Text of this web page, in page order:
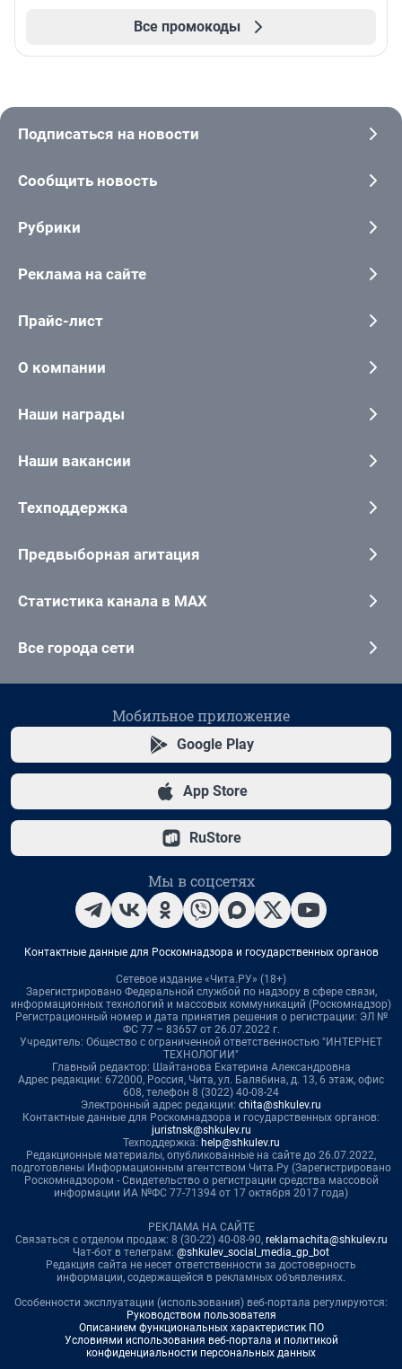
Все промокоды
Подписаться на новости
Сообщить новость
Рубрики
Реклама на сайте
Прайс-лист
О компании
Наши награды
Наши вакансии
Техподдержка
Предвыборная агитация
Статистика канала в MAX
Все города сети
Мобильное приложение
Google Play
App Store
RuStore
Мы в соцсетях
Контактные данные для Роскомнадзора и государственных органов
Сетевое издание «Чита.РУ» (18+)
Зарегистрировано Федеральной службой по надзору в сфере связи,
информационных технологий и массовых коммуникаций (Роскомнадзор)
Регистрационный номер и дата принятия решения о регистрации: ЭЛ №
ФС 77 – 83657 от 26.07.2022 г.
Учредитель: Общество с ограниченной ответственностью "ИНТЕРНЕТ
ТЕХНОЛОГИИ"
Главный редактор: Шайтанова Екатерина Александровна
Адрес редакции: 672000, Россия, Чита, ул. Балябина, д. 13, 6 этаж, офис
608, телефон 8 (3022) 40-08-24
Электронный адрес редакции: chita@shkulev.ru
Контактные данные для Роскомнадзора и государственных органов:
juristnsk@shkulev.ru
Техподдержка: help@shkulev.ru
Редакционные материалы, опубликованные на сайте до 26.07.2022,
подготовлены Информационным агентством Чита.Ру (Зарегистрировано
Роскомнадзором - Свидетельство о регистрации средства массовой
информации ИА №ФС 77-71394 от 17 октября 2017 года)
РЕКЛАМА НА САЙТЕ
Связаться с отделом продаж: 8 (30-22) 40-08-90, reklamachita@shkulev.ru
Чат-бот в телеграм: @shkulev_social_media_gp_bot
Редакция сайта не несет ответственности за достоверность
информации, содержащейся в рекламных объявлениях.
Особенности эксплуатации (использования) веб-портала регулируются:
Руководством пользователя
Описанием функциональных характеристик ПО
Условиями использования веб-портала и политикой
конфиденциальности персональных данных